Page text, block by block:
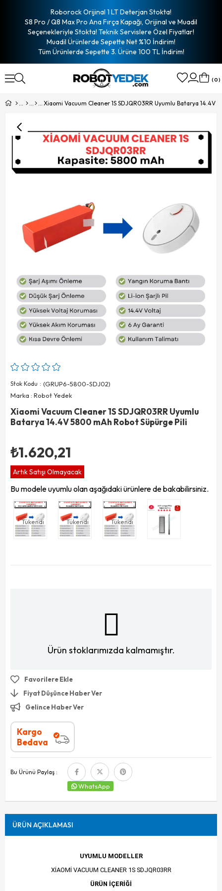
Roborock Orijinal 1 LT Deterjan Stokta!
S8 Pro / Q8 Max Pro Ana Fırça Kapağı, Orijinal ve Muadil
Seçenekleriyle Stokta! Teknik Servislere Özel Fiyatlar!
Muadil Ürünlerde Sepette Net %10 İndirim!
Tüm Ürünlerde Sepette 3. Ürüne 100 TL İndirim!
0
Stok Kodu
(GRUP6-5800-SDJ02)
Marka : Robot Yedek
Xiaomi Vacuum Cleaner 1S SDJQR03RR Uyumlu
Batarya 14.4V 5800 mAh Robot Süpürge Pili
₺1.620,21
Artık Satışı Olmayacak
Bu modele uyumlu olan aşağıdaki ürünlere de bakabilirsiniz.
Tükendi Tükendi Tükendi
Ürün stoklarımızda kalmamıştır.
Favorilere Ekle
Fiyat Düşünce Haber Ver
Gelince Haber Ver
Kargo
Bedava
Bu Ürünü Paylaş :
WhatsApp
ÜRÜN AÇIKLAMASI
UYUMLU MODELLER
XİAOMİ VACUUM CLEANER 1S SDJQR03RR
ÜRÜN İÇERİĞİ